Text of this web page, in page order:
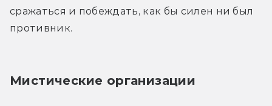
сражаться и побеждать, как бы силен ни был
противник.
Мистические организации